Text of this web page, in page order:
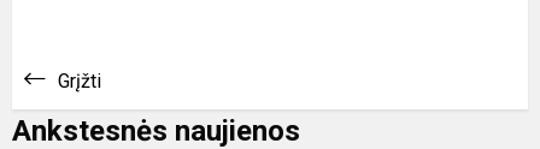
Grįžti
Ankstesnės naujienos